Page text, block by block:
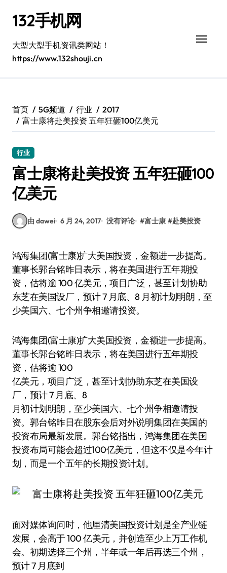
132手机网
大型大型手机资讯类网站！
https://www.132shouji.cn
首页 5G频道 行业
2017
富士康将赴美投资 五年狂砸100亿美元
行业
富士康将赴美投资 五年狂砸100
亿美元
由 dawei 6 月 24, 2017 没有评论 #富士康 #赴美投资
鸿海集团(富士康)扩大美国投资，金额进一步提高。
董事长郭台铭昨日表示，将在美国进行五年期投
资，估将逾 100 亿美元，项目广泛，甚至计划协助
东芝在美国设厂，预计 7 月底、8 月初计划明朗，至
少美国六、七个州争相邀请投资。
鸿海集团(富士康)扩大美国投资，金额进一步提高。
董事长郭台铭昨日表示，将在美国进行五年期投
资，估将逾 100
亿美元，项目广泛，甚至计划协助东芝在美国设
厂，预计 7 月底、8
月初计划明朗，至少美国六、七个州争相邀请投
资。郭台铭昨日在股东会后对外说明集团在美国的
投资布局最新发展。郭台铭指出，鸿海集团在美国
投资布局可能会超过100亿美元，但这不仅是今年计
划，而是一个五年的长期投资计划。
面对媒体询问时，他厘清美国投资计划是全产业链
发展，会高于 100 亿美元，并创造至少上万工作机
会。初期选择三个州，半年或一年后再选三个州，
预计 7 月底到